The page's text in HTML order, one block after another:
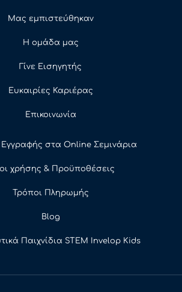
Μας εμπιστεύθηκαν
Η ομάδα μας
Γίνε Εισηγητής
Ευκαιρίες Καριέρας
Επικοινωνία
στα Online Σεμινάρια
χρήσης & Προϋποθέσεις
Τρόποι Πληρωμής
Blog
Παιχνίδια STEM Invelop Kids